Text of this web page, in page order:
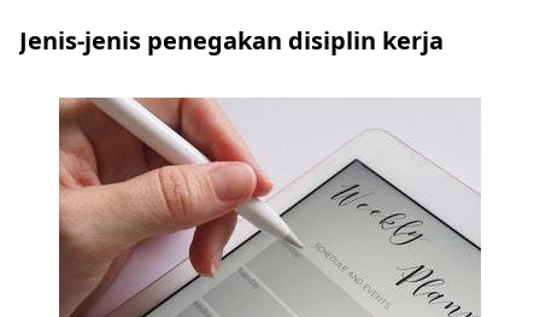
Jenis-jenis penegakan disiplin kerja